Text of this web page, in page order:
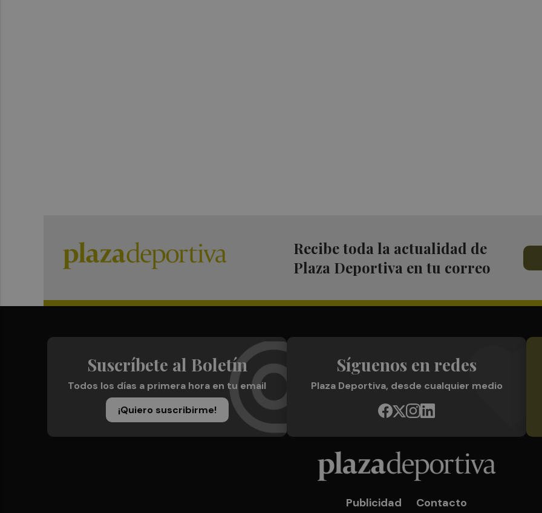
Recibe toda la actualidad de
Plaza Deportiva en tu correo
Suscríbete al Boletín
Todos los días a primera hora en tu email
¡Quiero suscribirme!
Síguenos en redes
Plaza Deportiva, desde cualquier medio
Publicidad Contacto